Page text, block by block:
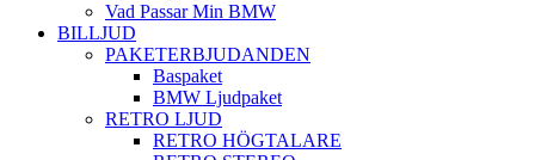
Vad Passar Min BMW
BILLJUD
PAKETERBJUDANDEN
Baspaket
BMW Ljudpaket
RETRO LJUD
RETRO HÖGTALARE